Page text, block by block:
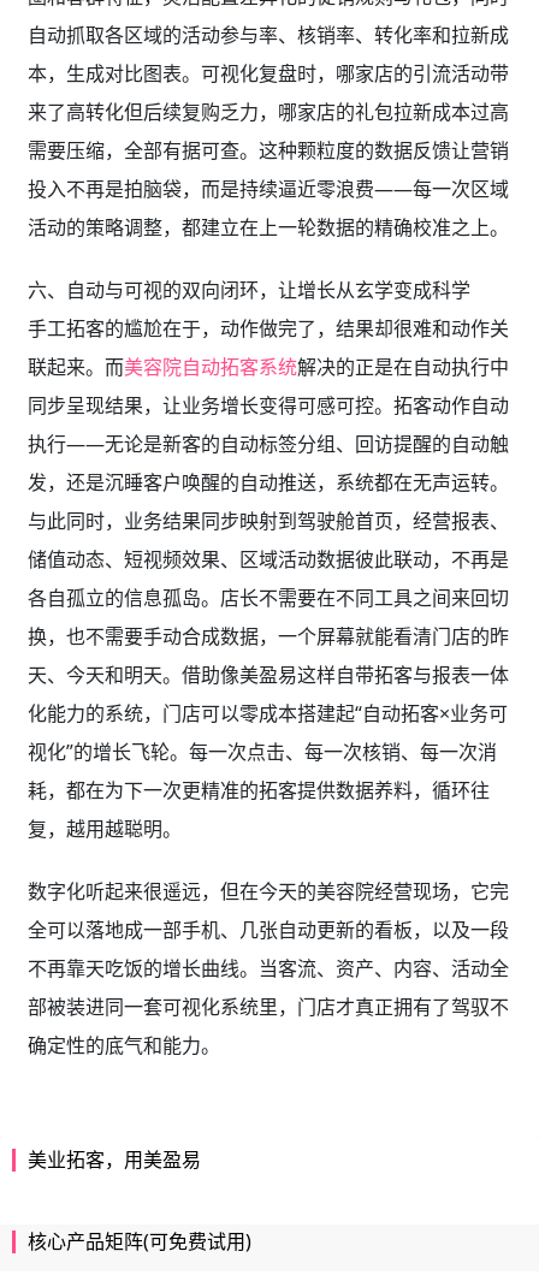
六、自动与可视的双向闭环，让增长从玄学变成科学
手工拓客的尴尬在于，动作做完了，结果却很难和动作关
联起来。而美容院自动拓客系统解决的正是在自动执行中
同步呈现结果，让业务增长变得可感可控。拓客动作自动
执行——无论是新客的自动标签分组、回访提醒的自动触
发，还是沉睡客户唤醒的自动推送，系统都在无声运转。
与此同时，业务结果同步映射到驾驶舱首页，经营报表、
储值动态、短视频效果、区域活动数据彼此联动，不再是
各自孤立的信息孤岛。店长不需要在不同工具之间来回切
换，也不需要手动合成数据，一个屏幕就能看清门店的昨
天、今天和明天。借助像美盈易这样自带拓客与报表一体
化能力的系统，门店可以零成本搭建起“自动拓客×业务可
视化”的增长飞轮。每一次点击、每一次核销、每一次消
耗，都在为下一次更精准的拓客提供数据养料，循环往
复，越用越聪明。
数字化听起来很遥远，但在今天的美容院经营现场，它完
全可以落地成一部手机、几张自动更新的看板，以及一段
不再靠天吃饭的增长曲线。当客流、资产、内容、活动全
部被装进同一套可视化系统里，门店才真正拥有了驾驭不
确定性的底气和能力。
美业拓客，用美盈易
核心产品矩阵(可免费试用)
收银、会员、预约、经营分析